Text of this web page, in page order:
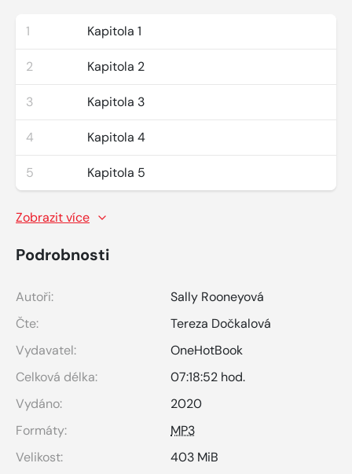
1 Kapitola 1
2 Kapitola 2
3 Kapitola 3
4 Kapitola 4
5 Kapitola 5
Zobrazit více
Podrobnosti
Autoři:
Sally Rooneyová
Čte:
Tereza Dočkalová
Vydavatel:
OneHotBook
Celková délka:
07:18:52 hod.
Vydáno:
2020
Formáty:
MP3
Velikost:
403 MiB